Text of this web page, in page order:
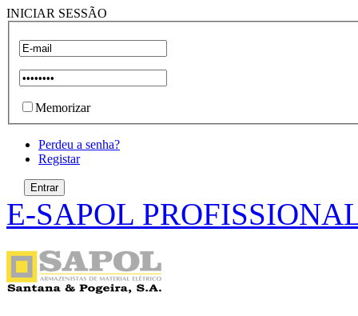
INICIAR SESSÃO
Memorizar
Perdeu a senha?
Registar
E-SAPOL